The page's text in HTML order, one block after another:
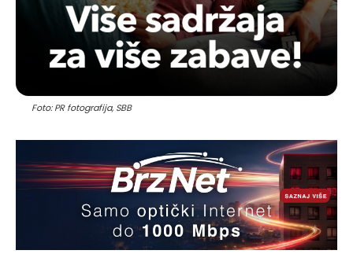
Foto: PR fotografija, SBB